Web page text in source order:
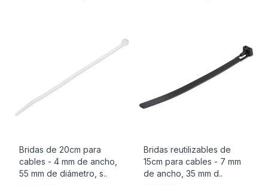
Bridas de 20cm para
cables - 4 mm de ancho,
55 mm de diámetro, s..
Bridas reutilizables de
15cm para cables - 7 mm
de ancho, 35 mm d..